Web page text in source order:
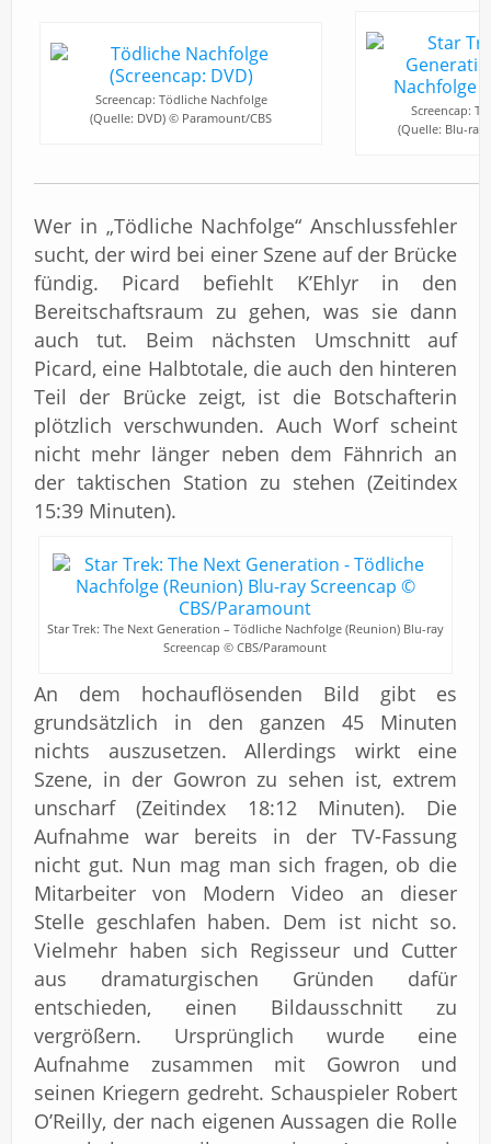
Screencap: Tödliche Nachfolge
(Quelle: DVD) © Paramount/CBS
Screencap:
(Quelle: Blu-
Wer in „Tödliche Nachfolge“ Anschlussfehler
sucht, der wird bei einer Szene auf der Brücke
fündig. Picard befiehlt K’Ehlyr in den
Bereitschaftsraum zu gehen, was sie dann
auch tut. Beim nächsten Umschnitt auf
Picard, eine Halbtotale, die auch den hinteren
Teil der Brücke zeigt, ist die Botschafterin
plötzlich verschwunden. Auch Worf scheint
nicht mehr länger neben dem Fähnrich an
der taktischen Station zu stehen (Zeitindex
15:39 Minuten).
Star Trek: The Next Generation – Tödliche Nachfolge (Reunion) Blu-ray
Screencap © CBS/Paramount
An dem hochauflösenden Bild gibt es
grundsätzlich in den ganzen 45 Minuten
nichts auszusetzen. Allerdings wirkt eine
Szene, in der Gowron zu sehen ist, extrem
unscharf (Zeitindex 18:12 Minuten). Die
Aufnahme war bereits in der TV-Fassung
nicht gut. Nun mag man sich fragen, ob die
Mitarbeiter von Modern Video an dieser
Stelle geschlafen haben. Dem ist nicht so.
Vielmehr haben sich Regisseur und Cutter
aus dramaturgischen Gründen dafür
entschieden, einen Bildausschnitt zu
vergrößern. Ursprünglich wurde eine
Aufnahme zusammen mit Gowron und
seinen Kriegern gedreht. Schauspieler Robert
O’Reilly, der nach eigenen Aussagen die Rolle